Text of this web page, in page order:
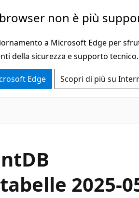
non è più
a Microsoft Edge per
della sicurezza e supporto tecnico.
Edge Scopri di più su
2025-